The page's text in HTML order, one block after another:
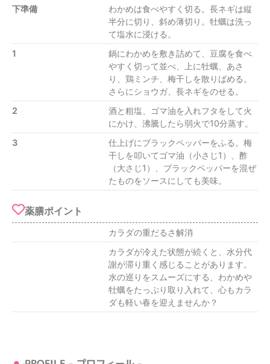
下準備
わかめは⾷べやすく切る。長ネギは縦
半分に切り、斜め薄切り。牡蠣は洗っ
て塩⽔に浸ける。
1
鍋にわかめを敷き詰めて、⾖腐を⾷べ
やすく切って並べ、上に牡蠣、あさ
り、鶏ミンチ、梅⼲しを散りばめる。
さらにショウガ、⻑ネギをのせる。
2
酒と粗塩、ゴマ油を⼊れフタをして⽕
にかけ、沸騰したら弱⽕で10分蒸す。
3
仕上げにブラックペッパーをふる。梅
⼲しを叩いてゴマ油（⼩さじ1）、酢
（⼤さじ1）、ブラックペッパーを混ぜ
たものをソースにしても美味。
薬膳ポイント
カラダの重だるさ解消
カラダが冷えた状態が続くと、⽔分代
謝が滞り重く感じることがあります。
⽔の巡りをスムーズにする、わかめや
牡蠣をたっぷり取り⼊れて、⼼もカラ
ダも軽い春を迎えませんか？